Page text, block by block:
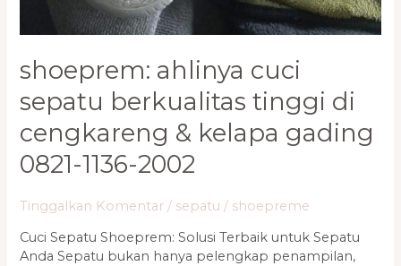
shoeprem: ahlinya cuci
sepatu berkualitas tinggi di
cengkareng & kelapa gading
0821-1136-2002
Tinggalkan Komentar / sepatu / shoepreme
Cuci Sepatu Shoeprem: Solusi Terbaik untuk Sepatu
Anda Sepatu bukan hanya pelengkap penampilan,